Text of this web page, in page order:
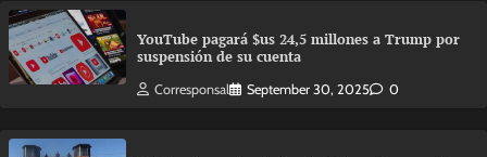
YouTube pagará $us 24,5 millones a Trump por
suspensión de su cuenta
Corresponsal September 30, 2025 0